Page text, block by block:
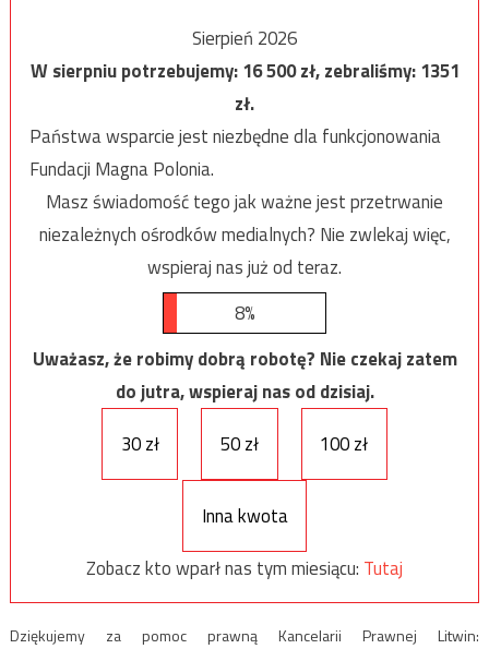
Sierpień 2026
W sierpniu potrzebujemy:16 500zł, zebraliśmy:1351
zł.
Państwa wsparcie jest niezbędne dla funkcjonowania
Fundacji Magna Polonia.
Masz świadomość tego jak ważne jest przetrwanie
niezależnych ośrodków medialnych? Nie zwlekaj więc,
wspieraj nas już od teraz.
8%
Uważasz, że robimy dobrą robotę? Nie czekaj zatem
do jutra, wspieraj nas od dzisiaj.
30 zł
50 zł 100 zł
Inna kwota
Zobacz kto wparł nas tym miesiącu: Tutaj
Dziękujemy za pomoc prawną Kancelarii Prawnej Litwin: